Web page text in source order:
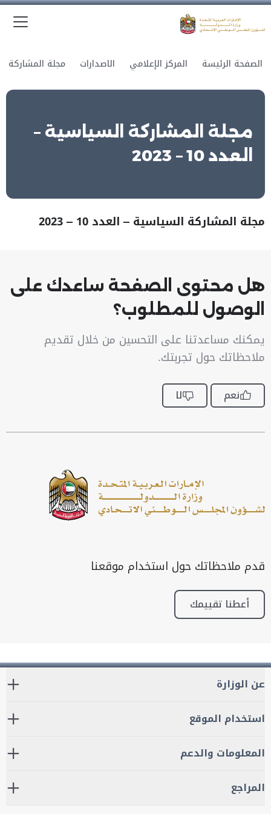
الصفحة الرئيسة المركز الإعلامي الاصدارات
مجلة المشاركة السياسية –
العدد 10 – 2023
مجلة المشاركة السياسية – العدد 10 – 2023
هل محتوى الصفحة ساعدك على
الوصول للمطلوب؟
يمكنك مساعدتنا على التحسين من خلال تقديم
ملاحظاتك حول تجربتك.
نعم لا
قدم ملاحظاتك حول استخدام موقعنا
أعطنا تقييمك
عن الوزارة
استخدام الموقع
المعلومات والدعم
المراجع